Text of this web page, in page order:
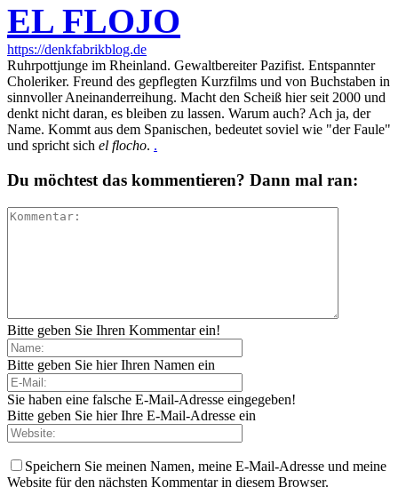
EL FLOJO
https://denkfabrikblog.de
Ruhrpottjunge im Rheinland. Gewaltbereiter Pazifist. Entspannter
Choleriker. Freund des gepflegten Kurzfilms und von Buchstaben in
sinnvoller Aneinanderreihung. Macht den Scheiß hier seit 2000 und
denkt nicht daran, es bleiben zu lassen. Warum auch? Ach ja, der
Name. Kommt aus dem Spanischen, bedeutet soviel wie "der Faule"
und spricht sich el flocho. .
Du möchtest das kommentieren? Dann mal ran:
Bitte geben Sie Ihren Kommentar ein!
Bitte geben Sie hier Ihren Namen ein
Sie haben eine falsche E-Mail-Adresse eingegeben!
Bitte geben Sie hier Ihre E-Mail-Adresse ein
Speichern Sie meinen Namen, meine E-Mail-Adresse und meine
Website für den nächsten Kommentar in diesem Browser.